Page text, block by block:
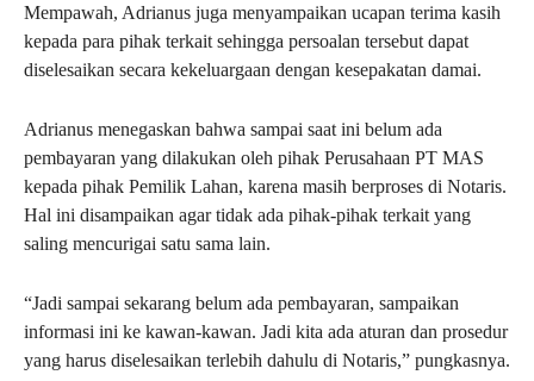
Mempawah, Adrianus juga menyampaikan ucapan terima kasih
kepada para pihak terkait sehingga persoalan tersebut dapat
diselesaikan secara kekeluargaan dengan kesepakatan damai.
Adrianus menegaskan bahwa sampai saat ini belum ada
pembayaran yang dilakukan oleh pihak Perusahaan PT MAS
kepada pihak Pemilik Lahan, karena masih berproses di Notaris.
Hal ini disampaikan agar tidak ada pihak-pihak terkait yang
saling mencurigai satu sama lain.
“Jadi sampai sekarang belum ada pembayaran, sampaikan
informasi ini ke kawan-kawan. Jadi kita ada aturan dan prosedur
yang harus diselesaikan terlebih dahulu di Notaris,” pungkasnya.